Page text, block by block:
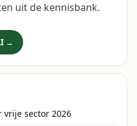
uit de kennisbank.
→
vrije sector 2026